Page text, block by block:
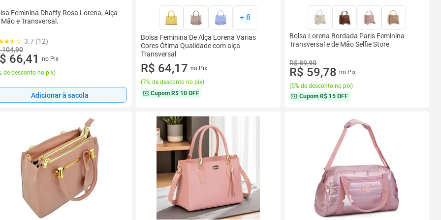
Feminina Dhaffy Rosa Lorena, Alça
Mão e Transversal.
3.7 (12)
104,90
66,41
no Pix
de desconto no pix)
Adicionar à sacola
+ 8
Bolsa Feminina De Alça Lorena Varias
Cores Ótima Qualidade com alça
Transversal
R$ 64,17 no Pix
(7% de desconto no pix)
Cupom R$ 10 OFF
Bolsa Lorena Bordada Paris Feminina
Transversal e de Mão Selfie Store
R$ 89,90
R$ 59,78 no Pix
(5% de desconto no pix)
Cupom R$ 15 OFF